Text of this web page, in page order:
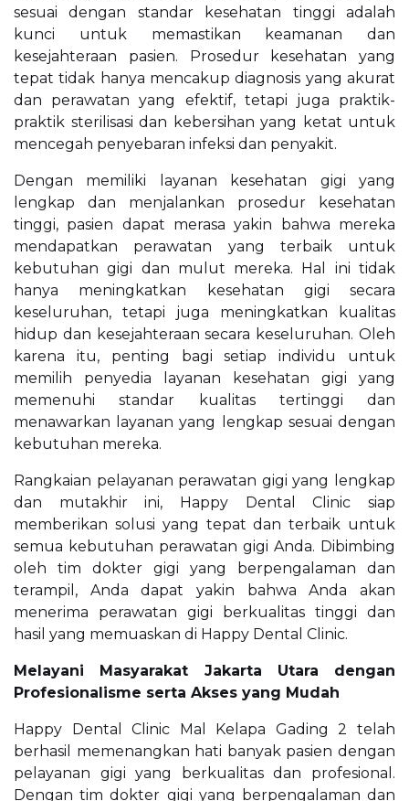
sesuai dengan standar kesehatan tinggi adalah
kunci untuk memastikan keamanan dan
kesejahteraan pasien. Prosedur kesehatan yang
tepat tidak hanya mencakup diagnosis yang akurat
dan perawatan yang efektif, tetapi juga praktik-
praktik sterilisasi dan kebersihan yang ketat untuk
mencegah penyebaran infeksi dan penyakit.
Dengan memiliki layanan kesehatan gigi yang
lengkap dan menjalankan prosedur kesehatan
tinggi, pasien dapat merasa yakin bahwa mereka
mendapatkan perawatan yang terbaik untuk
kebutuhan gigi dan mulut mereka. Hal ini tidak
hanya meningkatkan kesehatan gigi secara
keseluruhan, tetapi juga meningkatkan kualitas
hidup dan kesejahteraan secara keseluruhan. Oleh
karena itu, penting bagi setiap individu untuk
memilih penyedia layanan kesehatan gigi yang
memenuhi standar kualitas tertinggi dan
menawarkan layanan yang lengkap sesuai dengan
kebutuhan mereka.
Rangkaian pelayanan perawatan gigi yang lengkap
dan mutakhir ini, Happy Dental Clinic siap
memberikan solusi yang tepat dan terbaik untuk
semua kebutuhan perawatan gigi Anda. Dibimbing
oleh tim dokter gigi yang berpengalaman dan
terampil, Anda dapat yakin bahwa Anda akan
menerima perawatan gigi berkualitas tinggi dan
hasil yang memuaskan di Happy Dental Clinic.
Melayani Masyarakat Jakarta Utara dengan
Profesionalisme serta Akses yang Mudah
Happy Dental Clinic Mal Kelapa Gading 2 telah
berhasil memenangkan hati banyak pasien dengan
pelayanan gigi yang berkualitas dan profesional.
Dengan tim dokter gigi yang berpengalaman dan